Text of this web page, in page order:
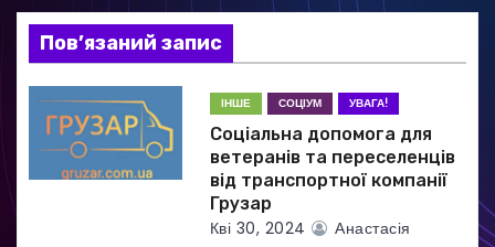
а
п
и
с
Пов’язаний запис
ІНШЕ СОЦІУМ УВАГА!
Соціальна допомога для
ветеранів та переселенців
від транспортної компанії
Грузар
Кві 30, 2024
Анастасія